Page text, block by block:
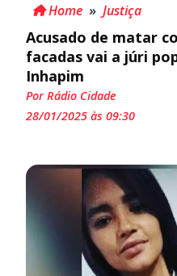
Home » Justiça
Acusado de matar
facadas vai a júri
Inhapim
Por Rádio Cidade
28/01/2025 às 09:30